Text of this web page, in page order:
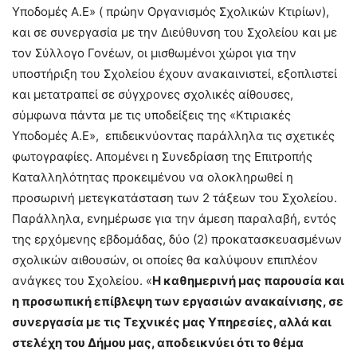
Υποδομές Α.Ε» ( πρώην Οργανισμός Σχολικών Κτιρίων),
και σε συνεργασία με την Διεύθυνση του Σχολείου και με
τον Σύλλογο Γονέων, οι μισθωμένοι χώροι για την
υποστήριξη του Σχολείου έχουν ανακαινιστεί, εξοπλιστεί
και μετατραπεί σε σύγχρονες σχολικές αίθουσες,
σύμφωνα πάντα με τις υποδείξεις της «Κτιριακές
Υποδομές Α.Ε», επιδεικνύοντας παράλληλα τις σχετικές
φωτογραφίες. Απομένει η Συνεδρίαση της Επιτροπής
Καταλληλότητας προκειμένου να ολοκληρωθεί η
προσωρινή μετεγκατάσταση των 2 τάξεων του Σχολείου.
Παράλληλα, ενημέρωσε για την άμεση παραλαβή, εντός
της ερχόμενης εβδομάδας, δύο (2) προκατασκευασμένων
σχολικών αιθουσών, οι οποίες θα καλύψουν επιπλέον
ανάγκες του Σχολείου. «Η καθημερινή μας παρουσία και
η προσωπική επίβλεψη των εργασιών ανακαίνισης, σε
συνεργασία με τις Τεχνικές μας Υπηρεσίες, αλλά και
στελέχη του Δήμου μας, αποδεικνύει ότι το θέμα